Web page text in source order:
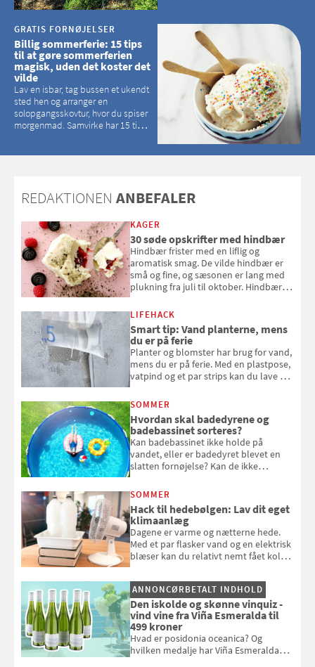
GRATIS FORNØJELSER
Billig sommerferie: 15 tips
til at gøre sommerferien
magisk, uden det koster det
vilde
Lav en isbar, tag bussen et ukendt
sted hen og arranger en
solopgangsskovtur, hvor du spiser
morgenmad. Samvirke har 15 tips
REDAKTIONEN ANBEFALER
KAGER
30 søde opskrifter med hindbær
Hindbær frister med en liflig og
aromatisk smag. De vilde hindbær er
små og fine, og sæsonen er lang med
plukning fra juli til oktober. Hindbær
kan bruge dine hindbær i alt fra
bagværk og salater til is og syltning.
LIFEHACK
Smart tip: Vand planterne, mens
du er på ferie
Planter og blomster har brug for vand,
mens du er på ferie. Med en plastpose,
vatpind og et par strips kan du lave dit
at bede naboen om at vande eller
SOMMER
Hvordan skal badedyrene og
badebassinet sorteres?
Kan badebassinet ikke holde på
vandet, eller er badedyret blevet en
slatten fornøjelse? Kan de ikke
opmærksom, når du smider
badebassinet eller et badedyr ud
SOMMER
Hack til hedebølgen: Lav dit eget
klimaanlæg
Dagene er varme og nætterne hede.
Med et par flasker vand og en elektrisk
blæser kan du relativt nemt fået koldt
og se, hvordan du gør
ANNONCØRBETALT INDHOLD
Den iskolde og skønne vinquiz -
vind vine fra Viña Esmeralda til
499 kroner
Hvad er posidonia oceanica? Og
hvilken medalje har Viña Esmeralda